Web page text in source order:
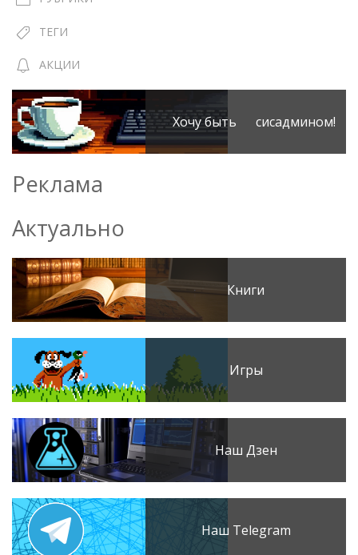
ТЕГИ
АКЦИИ
Хочу быть сисадмином!
Реклама
Актуально
Книги
Игры
Наш Дзен
Наш Telegram